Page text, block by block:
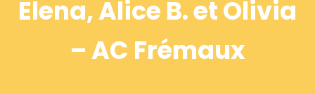
Elena, Alice B. et Olivia
– AC Frémaux